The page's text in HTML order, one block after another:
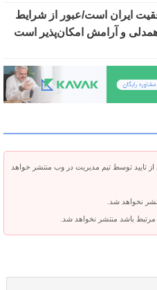
ایران است/عبور از شرایط
همدلی و آرامش امکان‌پذیر است
تایید توسط تیم مدیریت در وب منتشر خواهد
نخواهد شد.
مرتبط باشد منتشر نخواهد شد.